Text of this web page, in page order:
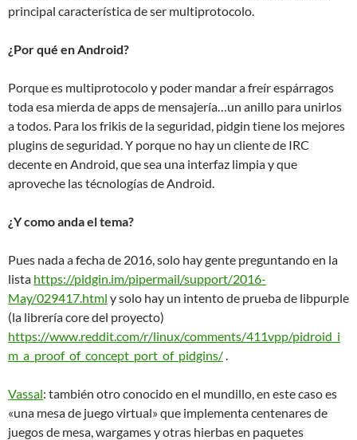
principal característica de ser multiprotocolo.
¿Por qué en Android?
Porque es multiprotocolo y poder mandar a freír espárragos
toda esa mierda de apps de mensajería…un anillo para unirlos
a todos. Para los frikis de la seguridad, pidgin tiene los mejores
plugins de seguridad. Y porque no hay un cliente de IRC
decente en Android, que sea una interfaz limpia y que
aproveche las técnologías de Android.
¿Y como anda el tema?
Pues nada a fecha de 2016, solo hay gente preguntando en la
lista https://pidgin.im/pipermail/support/2016-
May/029417.html y solo hay un intento de prueba de libpurple
(la librería core del proyecto)
https://www.reddit.com/r/linux/comments/411vpp/pidroid_i
m_a_proof_of_concept_port_of_pidgins/
Vassal: también otro conocido en el mundillo, en este caso es
«una mesa de juego virtual» que implementa centenares de
juegos de mesa, wargames y otras hierbas en paquetes